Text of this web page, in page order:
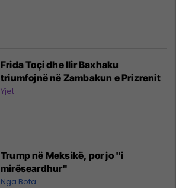
Frida Toçi dhe Ilir Baxhaku
triumfojnë në Zambakun e Prizrenit
Yjet
Trump në Meksikë, por jo "i
mirëseardhur"
Nga Bota